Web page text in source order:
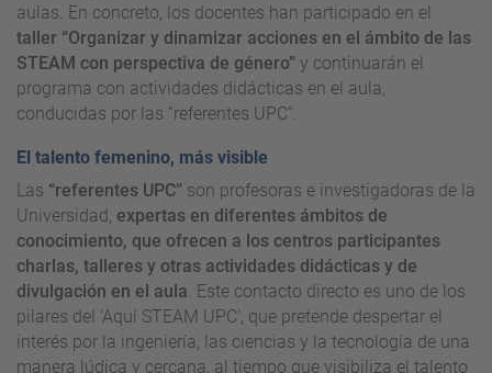
aulas. En concreto, los docentes han participado en el
taller “Organizar y dinamizar acciones en el ámbito de las
STEAM con perspectiva de género” y continuarán el
programa con actividades didácticas en el aula,
conducidas por las “referentes UPC”.
El talento femenino, más visible
Las “referentes UPC” son profesoras e investigadoras de la
Universidad, expertas en diferentes ámbitos de
conocimiento, que ofrecen a los centros participantes
charlas, talleres y otras actividades didácticas y de
divulgación en el aula . Este contacto directo es uno de los
pilares del ‘Aquí STEAM UPC’, que pretende despertar el
interés por la ingeniería, las ciencias y la tecnología de una
manera lúdica y cercana, al tiempo que visibiliza el talento